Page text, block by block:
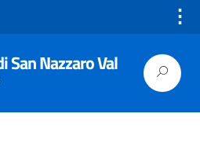
⋮
San Nazzaro Val